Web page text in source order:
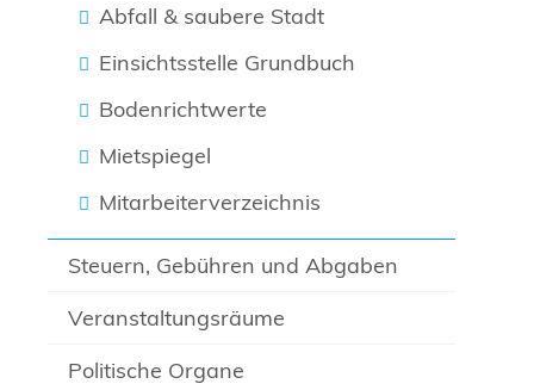
Abfall & saubere Stadt
Einsichtsstelle Grundbuch
Bodenrichtwerte
Mietspiegel
Mitarbeiterverzeichnis
Steuern, Gebühren und Abgaben
Veranstaltungsräume
Politische Organe